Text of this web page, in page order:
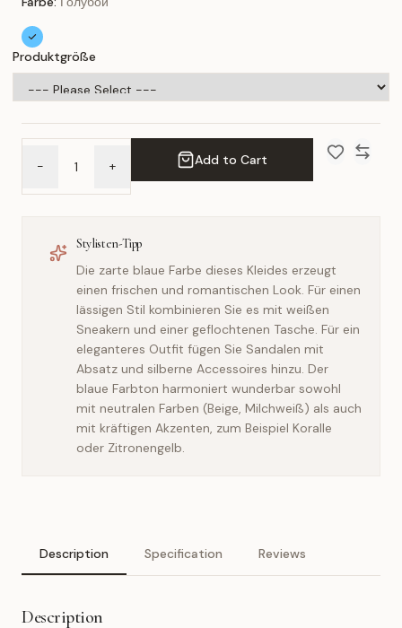
Produktgröße
- + Add to Cart
Stylisten-Tipp
Die zarte blaue Farbe dieses Kleides erzeugt
einen frischen und romantischen Look. Für einen
lässigen Stil kombinieren Sie es mit weißen
Sneakern und einer geflochtenen Tasche. Für ein
eleganteres Outfit fügen Sie Sandalen mit
Absatz und silberne Accessoires hinzu. Der
blaue Farbton harmoniert wunderbar sowohl
mit neutralen Farben (Beige, Milchweiß) als auch
mit kräftigen Akzenten, zum Beispiel Koralle
oder Zitronengelb.
Description Specification Reviews
Description